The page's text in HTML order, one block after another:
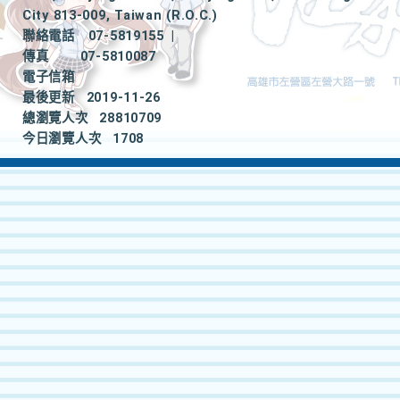
City 813-009, Taiwan (R.O.C.)
聯絡電話
07-5819155
|
傳真
07-5810087
電子信箱
最後更新
2019-11-26
總瀏覽人次
28810709
今日瀏覽人次
1708